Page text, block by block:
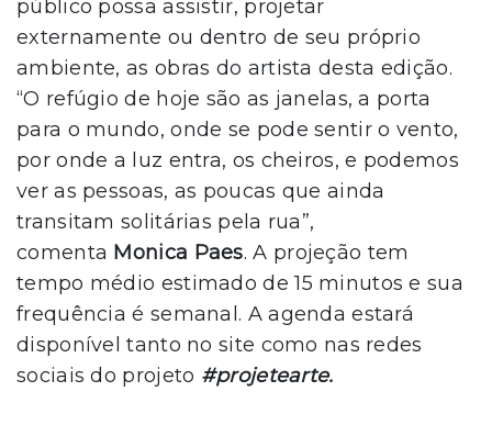
público possa assistir, projetar
externamente ou dentro de seu próprio
ambiente, as obras do artista desta edição.
“O refúgio de hoje são as janelas, a porta
para o mundo, onde se pode sentir o vento,
por onde a luz entra, os cheiros, e podemos
ver as pessoas, as poucas que ainda
transitam solitárias pela rua”,
comenta Monica Paes. A projeção tem
tempo médio estimado de 15 minutos e sua
frequência é semanal. A agenda estará
disponível tanto no site como nas redes
sociais do projeto #projetearte.